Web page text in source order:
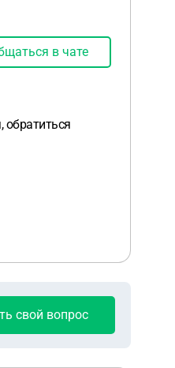
в чате
обратиться
свой вопрос